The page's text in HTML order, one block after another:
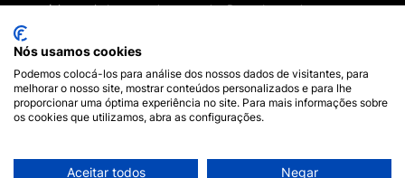
acessórios mais baratos do mercado. Descubra todas as nossas
colecções de capas, estojos, protecções de ecrã e acessórios
para o seu smartphone, tablet, computador ou relógio conectado.
Desde 2012, apresentamos novidades todos os dias para lhe
oferecer ainda mais opções de escolha. Mais de 600.000 clientes
em França e em todo o mundo já confiam na Dealy. Se tiver
alguma pergunta, a nossa equipa está disponível 7 dias por
Nós usamos cookies
Podemos colocá-los para análise dos nossos dados de visitantes, para
melhorar o nosso site, mostrar conteúdos personalizados e para lhe
proporcionar uma óptima experiência no site. Para mais informações sobre
os cookies que utilizamos, abra as configurações.
Aceitar todos Negar